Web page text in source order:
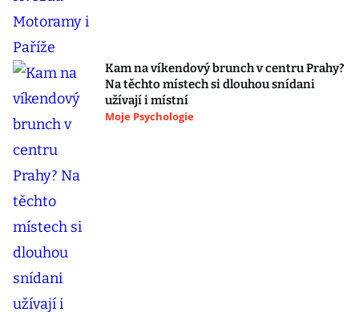
Kam na víkendový brunch v centru Prahy?
Na těchto místech si dlouhou snídani
užívají i místní
Moje Psychologie